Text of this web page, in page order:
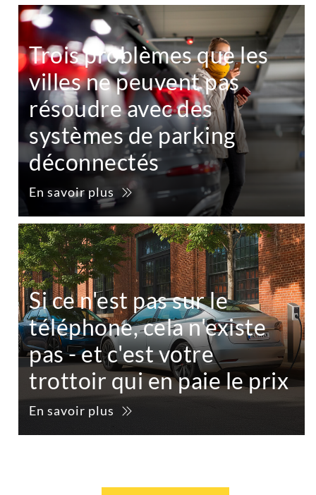
Trois problèmes que les
villes ne peuvent pas
résoudre avec des
systèmes de parking
déconnectés
En savoir plus
Si ce n'est pas sur le
téléphone, cela n'existe
pas - et c'est votre
trottoir qui en paie le prix
En savoir plus